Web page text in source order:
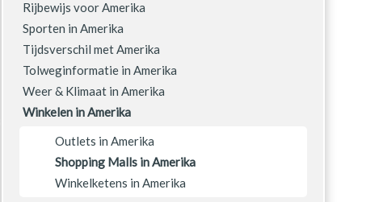
Rijbewijs voor Amerika
Sporten in Amerika
Tijdsverschil met Amerika
Tolweginformatie in Amerika
Weer & Klimaat in Amerika
Winkelen in Amerika
Outlets in Amerika
Shopping Malls in Amerika
Winkelketens in Amerika